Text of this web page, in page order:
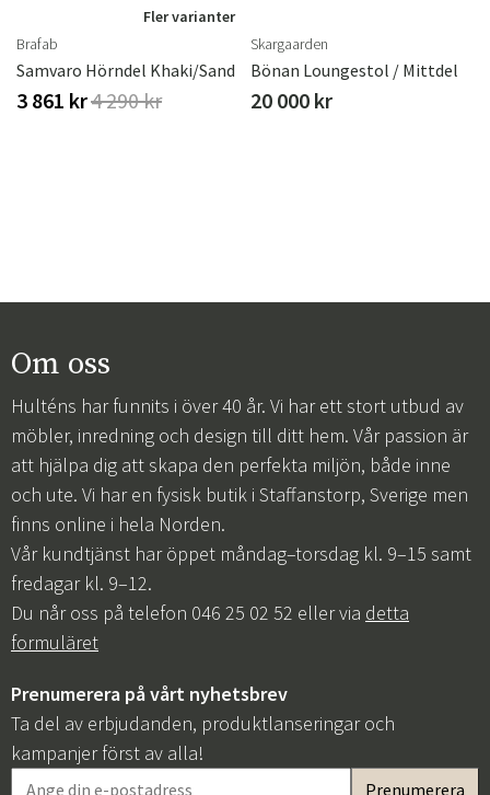
Fler varianter
Brafab
Samvaro Hörndel Khaki/sand
3 861 kr4 290 kr
Skargaarden
Bönan Loungestol / Mittdel
20 000 kr
Om oss
Hulténs har funnits i över 40 år. Vi har ett stort utbud av
möbler, inredning och design till ditt hem. Vår passion är
att hjälpa dig att skapa den perfekta miljön, både inne
och ute. Vi har en fysisk butik i Staffanstorp, Sverige men
finns online i hela Norden.
Vår kundtjänst har öppet måndag–torsdag kl. 9–15 samt
fredagar kl. 9–12.
Du når oss på telefon 046 25 02 52 eller via detta
formuläret
Prenumerera på vårt nyhetsbrev
Ta del av erbjudanden, produktlanseringar och
kampanjer först av alla!